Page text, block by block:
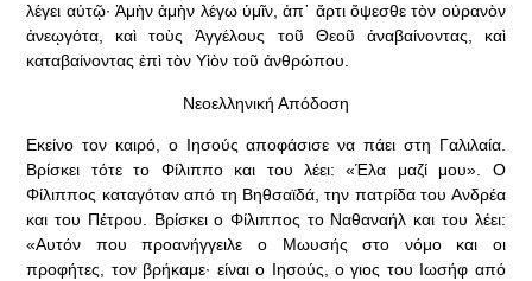
λέγει αὐτῷ· Ἀμὴν ἀμὴν λέγω ὑμῖν, ἀπ᾿ ἄρτι ὄψεσθε τὸν οὐρανὸν
ἀνεῳγότα, καὶ τοὺς Ἀγγέλους τοῦ Θεοῦ ἀναβαίνοντας, καὶ
καταβαίνοντας ἐπὶ τὸν Υἱὸν τοῦ ἀνθρώπου.
Νεοελληνική Απόδοση
Εκείνο τον καιρό, ο Ιησούς αποφάσισε να πάει στη Γαλιλαία.
Βρίσκει τότε το Φίλιππο και του λέει: «Έλα μαζί μου». Ο
Φίλιππος καταγόταν από τη Βηθσαϊδά, την πατρίδα του Ανδρέα
και του Πέτρου. Βρίσκει ο Φίλιππος το Ναθαναήλ και του λέει:
«Αυτόν που προανήγγειλε ο Μωυσής στο νόμο και οι
προφήτες, τον βρήκαμε· είναι ο Ιησούς, ο γιος του Ιωσήφ από